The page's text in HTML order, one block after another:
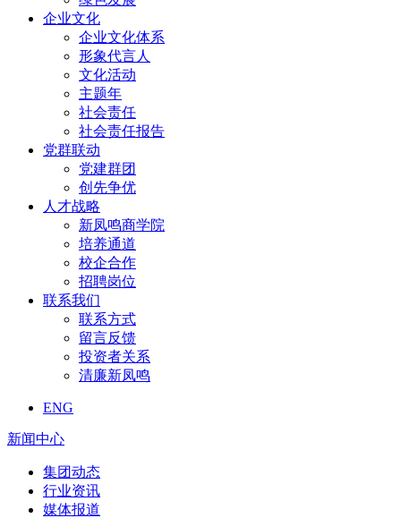
企业文化
企业文化体系
形象代言人
文化活动
主题年
社会责任
社会责任报告
党群联动
党建群团
创先争优
人才战略
新凤鸣商学院
培养通道
校企合作
招聘岗位
联系我们
联系方式
留言反馈
投资者关系
清廉新凤鸣
ENG
新闻中心
集团动态
行业资讯
媒体报道